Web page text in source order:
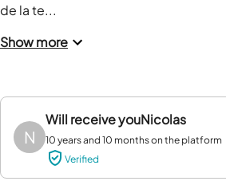
de la te...
Show more
N
Will receive youNicolas
10 years and 10 months on the platform
Verified